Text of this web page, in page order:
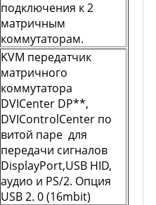
подключения к 2
матричным
коммутаторам.
KVM передатчик
матричного
коммутатора
DVICenter DP**,
DVIControlCenter по
витой паре для
передачи сигналов
DisplayPort,USB HID,
аудио и PS/2. Опция
USB 2. 0 (16mbit)